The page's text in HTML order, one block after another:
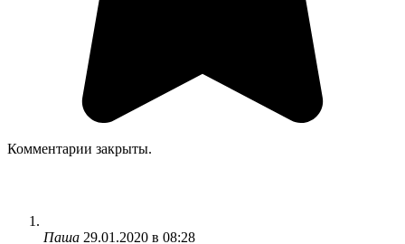
Комментарии закрыты.
Паша 29.01.2020 в 08:28